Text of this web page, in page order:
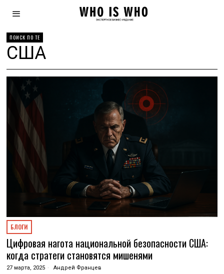
ПОИСК ПО ТЕ
США
БЛОГИ
Цифровая нагота национальной безопасности США:
когда стратеги становятся мишенями
27 марта, 2025 Андрей Францев